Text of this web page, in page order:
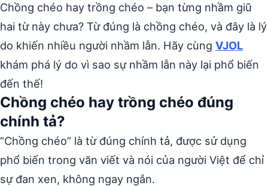
Chồng chéo hay trồng chéo – bạn từng nhầm giữa
hai từ này chưa? Từ đúng là chồng chéo, và đây là lý
do khiến nhiều người nhầm lẫn. Hãy cùng VJOL
khám phá lý do vì sao sự nhầm lẫn này lại phổ biến
đến thế!
Chồng chéo hay trồng chéo đúng
chính tả?
“Chồng chéo” là từ đúng chính tả, được sử dụng
phổ biến trong văn viết và nói của người Việt để chỉ
sự đan xen, không ngay ngắn.